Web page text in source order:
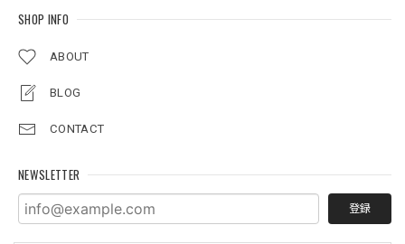
SHOP INFO
ABOUT
BLOG
CONTACT
NEWSLETTER
登録